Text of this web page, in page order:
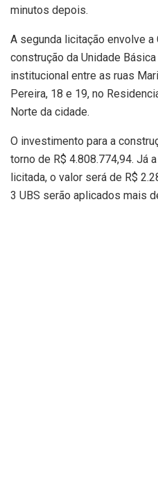
minutos depois.
A segunda licitação envolve a
construção da Unidade
institucional entre as ruas
Pereira, 18 e 19, no
Norte da cidade.
O investimento para a
torno de R$ 4.808.774,94. Já
licitada, o valor será de R$
3 UBS serão aplicados mais